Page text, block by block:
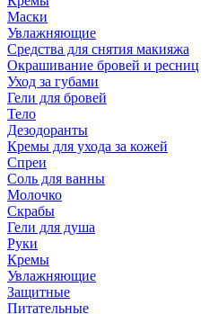
Маски
Увлажняющие
Средства для снятия макияжа
Окрашивание бровей и ресниц
Уход за губами
Гели для бровей
Тело
Дезодоранты
Кремы для ухода за кожей
Спреи
Соль для ванны
Молочко
Скрабы
Гели для душа
Руки
Кремы
Увлажняющие
Защитные
Питательные